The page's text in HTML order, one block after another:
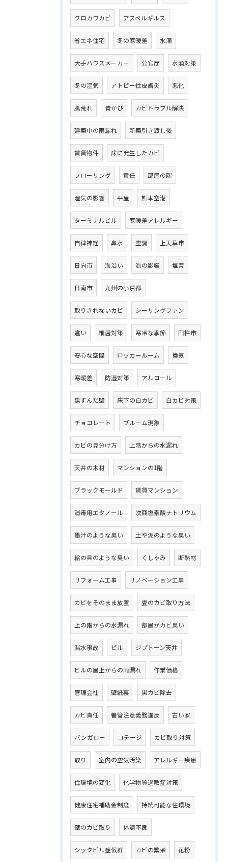
クロカワカビ アスペルギルス
省エネ住宅 冬の寒暖差 水滴
大手ハウスメーカー 公官庁 水滴対策
冬の湿気 アトピー性皮膚炎 悪化
肌荒れ 青かび カビトラブル解決
建築中の雨漏れ 新築引き渡し後
賃貸物件 床に発生したカビ
フローリング 責任 部屋の隅
湿気の影響 平屋 熊本空港
ターミナルビル 寒暖差アレルギー
自律神経 鼻水 空調 上天草市
日向市 海沿い 海の影響 塩害
日南市 九州の小京都
取りきれないカビ シーリングファン
違い 細菌対策 寒冷な季節 臼杵市
安心な空間 ロッカールーム 換気
寒暖差 防湿対策 アルコール
黒ずんだ壁 床下の白カビ 白カビ対策
チョコレート ブルーム現象
カビの見分け方 上階からの水漏れ
天井の木材 マンションの1階
ブラックモールド 賃貸マンション
消毒用エタノール 次亜塩素酸ナトリウム
墨汁のような臭い 土や泥のような臭い
絵の具のような臭い くしゃみ 断熱材
リフォーム工事 リノベーション工事
カビをそのまま放置 畳のカビ取り方法
上の階からの水漏れ 部屋がカビ臭い
漏水事故 ビル ジプトーン天井
ビルの屋上からの雨漏れ 作業価格
管理会社 壁紙裏 黒カビ除去
カビ責任 善管注意義務違反 古い家
バンガロー コテージ カビ取り対策
取り 室内の空気汚染 アレルギー疾患
住環境の変化 化学物質過敏症対策
健康住宅補助金制度 持続可能な住環境
壁のカビ取り 体調不良
シックビル症候群 カビの繁殖 花粉